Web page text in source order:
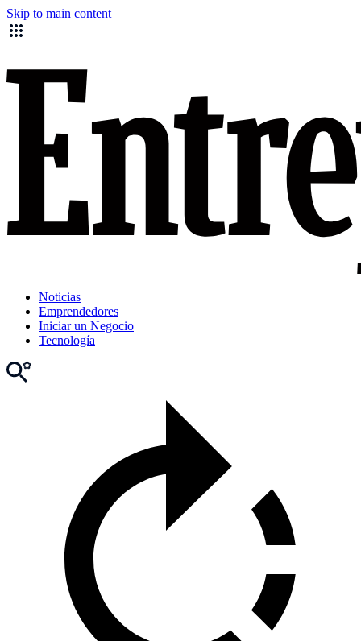
Skip to main content
Noticias
Emprendedores
Iniciar un Negocio
Tecnología